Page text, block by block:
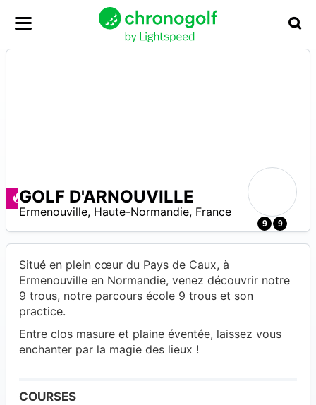
Deals available
9 9
GOLF D'ARNOUVILLE
Ermenouville, Haute-Normandie, France
Situé en plein cœur du Pays de Caux, à
Ermenouville en Normandie, venez découvrir notre
9 trous, notre parcours école 9 trous et son
practice.
Entre clos masure et plaine éventée, laissez vous
enchanter par la magie des lieux !
COURSES